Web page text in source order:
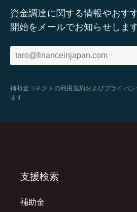
資金調達に関する情報やおす
開始をメールでお知らせします
補助金コネクトの利用規約およびプライバ
ます
支援検索
補助金